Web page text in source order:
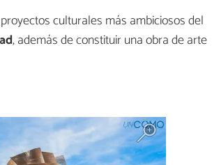
culturales más ambiciosos del
, además de constituir una obra de arte